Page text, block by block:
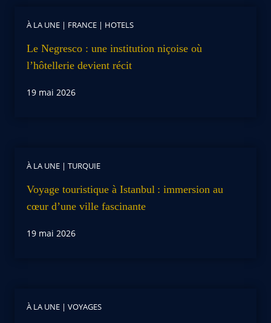
À LA UNE | FRANCE | HOTELS
Le Negresco : une institution niçoise où
l’hôtellerie devient récit
19 mai 2026
À LA UNE | TURQUIE
Voyage touristique à Istanbul : immersion au
cœur d’une ville fascinante
19 mai 2026
À LA UNE | VOYAGES